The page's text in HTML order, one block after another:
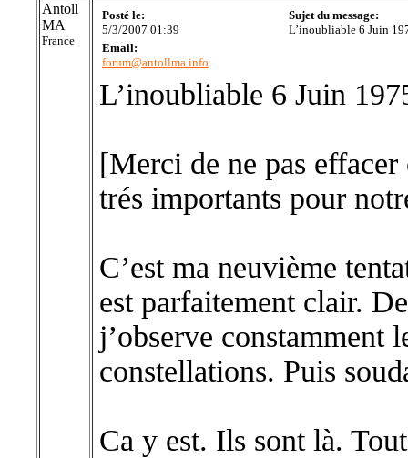
Antoll
MA
France
Posté le:
5/3/2007 01:39
Sujet du message:
L’inoubliable 6 Juin
Email:
forum@antollma.info
L’inoubliable 6 Juin
[Merci de ne pas
trés importants pour
C’est ma neuvième
est parfaitement clair.
j’observe constamment
constellations. Puis
Ca y est. Ils sont là.